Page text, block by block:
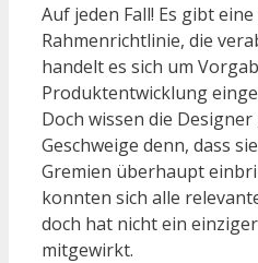
Auf jeden Fall! Es gibt
Rahmenrichtlinie, die
handelt es sich um
Produktentwicklung
Doch wissen die
Geschweige denn, dass
Gremien überhaupt
konnten sich alle
doch hat nicht ein
mitgewirkt.